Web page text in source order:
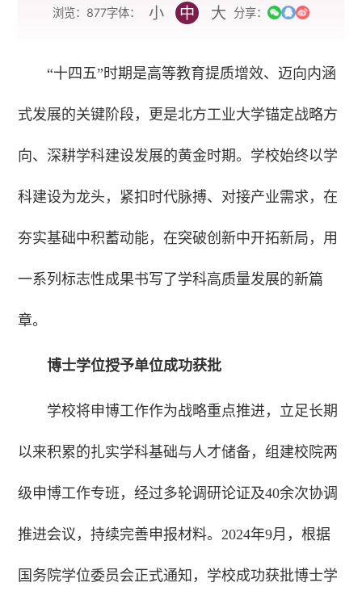
浏览： 877字体： 小 中 大 分享：
“十四五”时期是高等教育提质增效、迈向内涵
式发展的关键阶段，更是北方工业大学锚定战略方
向、深耕学科建设发展的黄金时期。学校始终以学
科建设为龙头，紧扣时代脉搏、对接产业需求，在
夯实基础中积蓄动能，在突破创新中开拓新局，用
一系列标志性成果书写了学科高质量发展的新篇
章。
博士学位授予单位成功获批
学校将申博工作作为战略重点推进，立足长期
以来积累的扎实学科基础与人才储备，组建校院两
级申博工作专班，经过多轮调研论证及40余次协调
推进会议，持续完善申报材料。2024年9月，根据
国务院学位委员会正式通知，学校成功获批博士学